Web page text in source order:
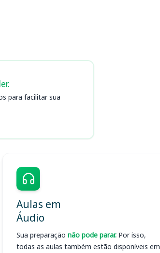
para facilitar sua
Aulas em
Áudio
Sua preparação não pode parar. Por isso,
todas as aulas também estão disponíveis em